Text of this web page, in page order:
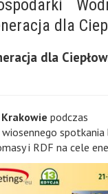
dla
dla
podczas
wiosennego spotkania
i RDF na cele